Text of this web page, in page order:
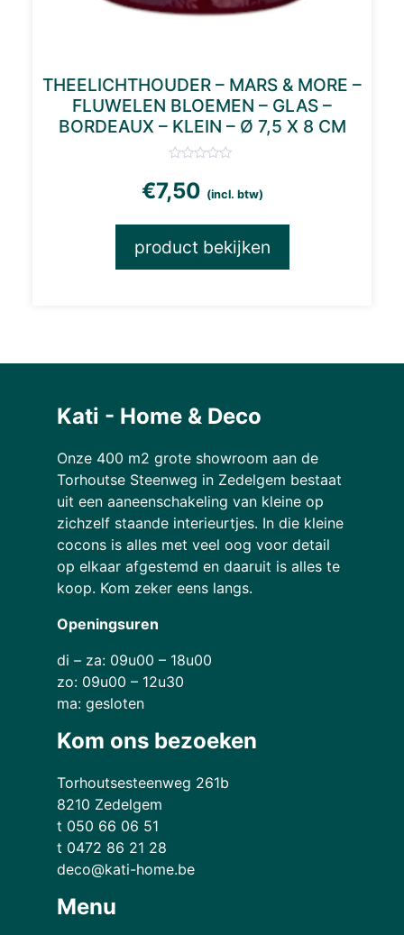
THEELICHTHOUDER – MARS & MORE –
FLUWELEN BLOEMEN – GLAS –
BORDEAUX – KLEIN – Ø 7,5 X 8 CM
€7,50 (incl. btw)
product bekijken
Kati - Home & Deco
Onze 400 m2 grote showroom aan de
Torhoutse Steenweg in Zedelgem bestaat
uit een aaneenschakeling van kleine op
zichzelf staande interieurtjes. In die kleine
cocons is alles met veel oog voor detail
op elkaar afgestemd en daaruit is alles te
koop. Kom zeker eens langs.
Openingsuren
di – za: 09u00 – 18u00
zo: 09u00 – 12u30
ma: gesloten
Kom ons bezoeken
Torhoutsesteenweg 261b
8210 Zedelgem
t 050 66 06 51
t 0472 86 21 28
deco@kati-home.be
Menu